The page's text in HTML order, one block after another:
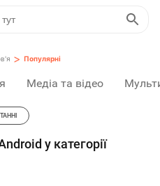
> Популярні
Медіа та відео
у категорії